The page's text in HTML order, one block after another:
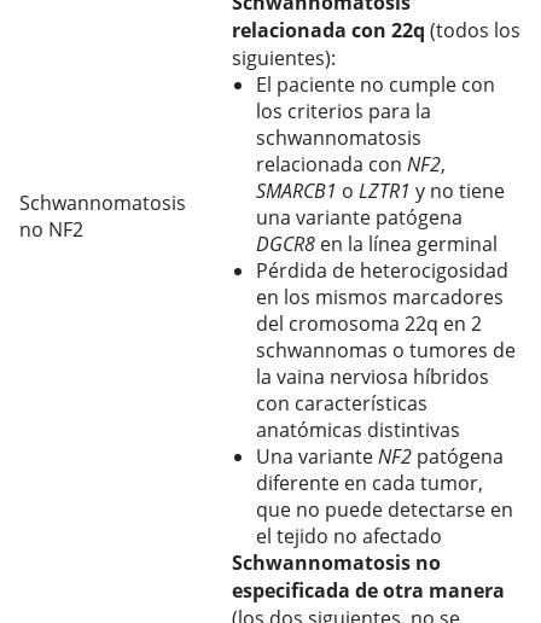
Schwannomatosis
no NF2
relacionada con 22q (todos los
siguientes):
El paciente no cumple con
los criterios para la
schwannomatosis
relacionada con NF2,
SMARCB1 o LZTR1 y no tiene
una variante patógena
DGCR8 en la línea germinal
Pérdida de heterocigosidad
en los mismos marcadores
del cromosoma 22q en 2
schwannomas o tumores de
la vaina nerviosa híbridos
con características
anatómicas distintivas
Una varianteNF2 patógena
diferente en cada tumor,
que no puede detectarse en
el tejido no afectado
Schwannomatosis no
especificada de otra manera